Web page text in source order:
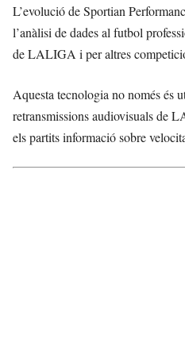
L’evolució de Sportian
l’anàlisi de dades al futbol
de LALIGA i per altres
Aquesta tecnologia no només és
retransmissions audiovisuals de
els partits informació sobre